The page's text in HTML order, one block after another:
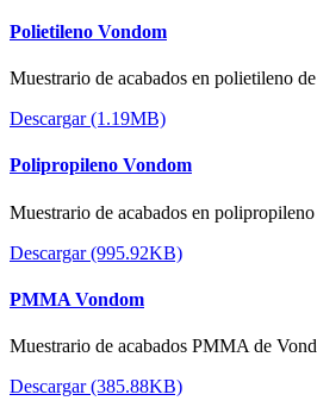
Polietileno Vondom
Muestrario de acabados en polietileno
Descargar (1.19MB)
Polipropileno Vondom
Muestrario de acabados en
Descargar (995.92KB)
PMMA Vondom
Muestrario de acabados PMMA de
Descargar (385.88KB)